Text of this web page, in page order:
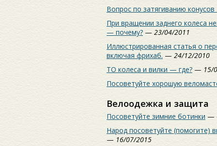
Вопрос по затягиванию
При вращении заднего колеса
— почему? — 23/04/2011
Иллюстрированная статья о
включая фрихаб. — 24/12/2010
ТО колеса и вилки — где? — 15/
Посоветуйте хорошую
Велоодежка и защита
Посоветуйте зимние ботинки —
Народ посоветуйте
— 16/07/2015